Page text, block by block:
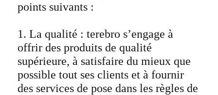
points suivants :
1. La qualité : terebro s’engage à
offrir des produits de qualité
supérieure, à satisfaire du mieux que
possible tout ses clients et à fournir
des services de pose dans les règles de